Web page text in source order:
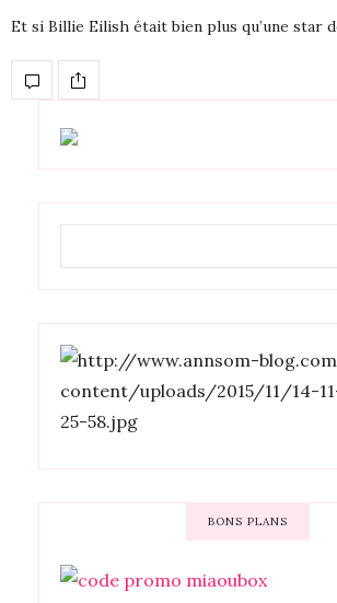
Et si Billie Eilish était bien plus qu’une star
BONS PLANS